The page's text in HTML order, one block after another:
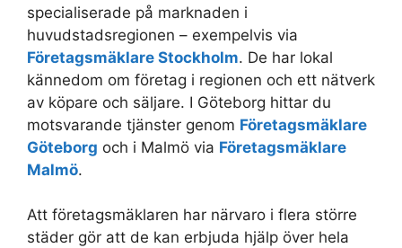
specialiserade på marknaden i
huvudstadsregionen – exempelvis via
Företagsmäklare Stockholm. De har lokal
kännedom om företag i regionen och ett nätverk
av köpare och säljare. I Göteborg hittar du
motsvarande tjänster genom Företagsmäklare
Göteborg och i Malmö via Företagsmäklare
Malmö.
Att företagsmäklaren har närvaro i flera större
städer gör att de kan erbjuda hjälp över hela